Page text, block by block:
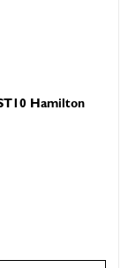
Hamilton